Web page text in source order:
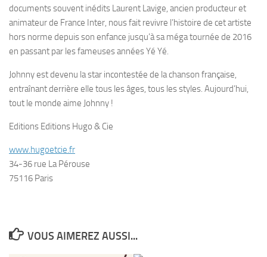
documents souvent inédits Laurent Lavige, ancien producteur et
animateur de France Inter, nous fait revivre l’histoire de cet artiste
hors norme depuis son enfance jusqu’à sa méga tournée de 2016
en passant par les fameuses années Yé Yé.
Johnny est devenu la star incontestée de la chanson française,
entraînant derrière elle tous les âges, tous les styles. Aujourd’hui,
tout le monde aime Johnny !
Editions Editions Hugo & Cie
www.hugoetcie.fr
34-36 rue La Pérouse
75116 Paris
VOUS AIMEREZ AUSSI...